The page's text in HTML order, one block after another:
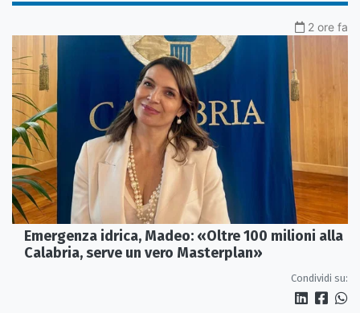
2 ore fa
Emergenza idrica, Madeo: «Oltre 100 milioni alla
Calabria, serve un vero Masterplan»
Condividi su: